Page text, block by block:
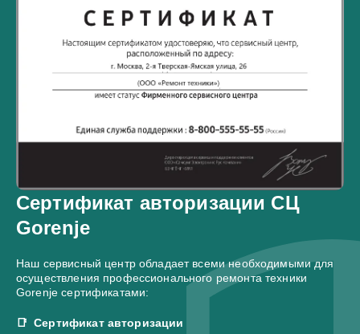
Сертификат авторизации СЦ
Gorenje
Наш сервисный центр обладает всеми необходимыми для
осуществления профессионального ремонта техники
Gorenje сертификатами:
Сертификат авторизации